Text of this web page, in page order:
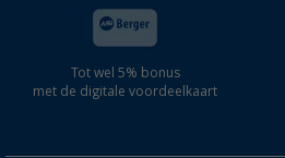
Tot wel 5% bonus
met de digitale voordeelkaart